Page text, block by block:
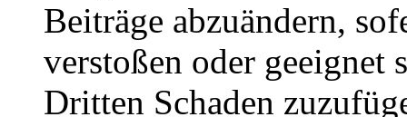
Beiträge abzuändern,
verstoßen oder geeignet
Dritten Schaden